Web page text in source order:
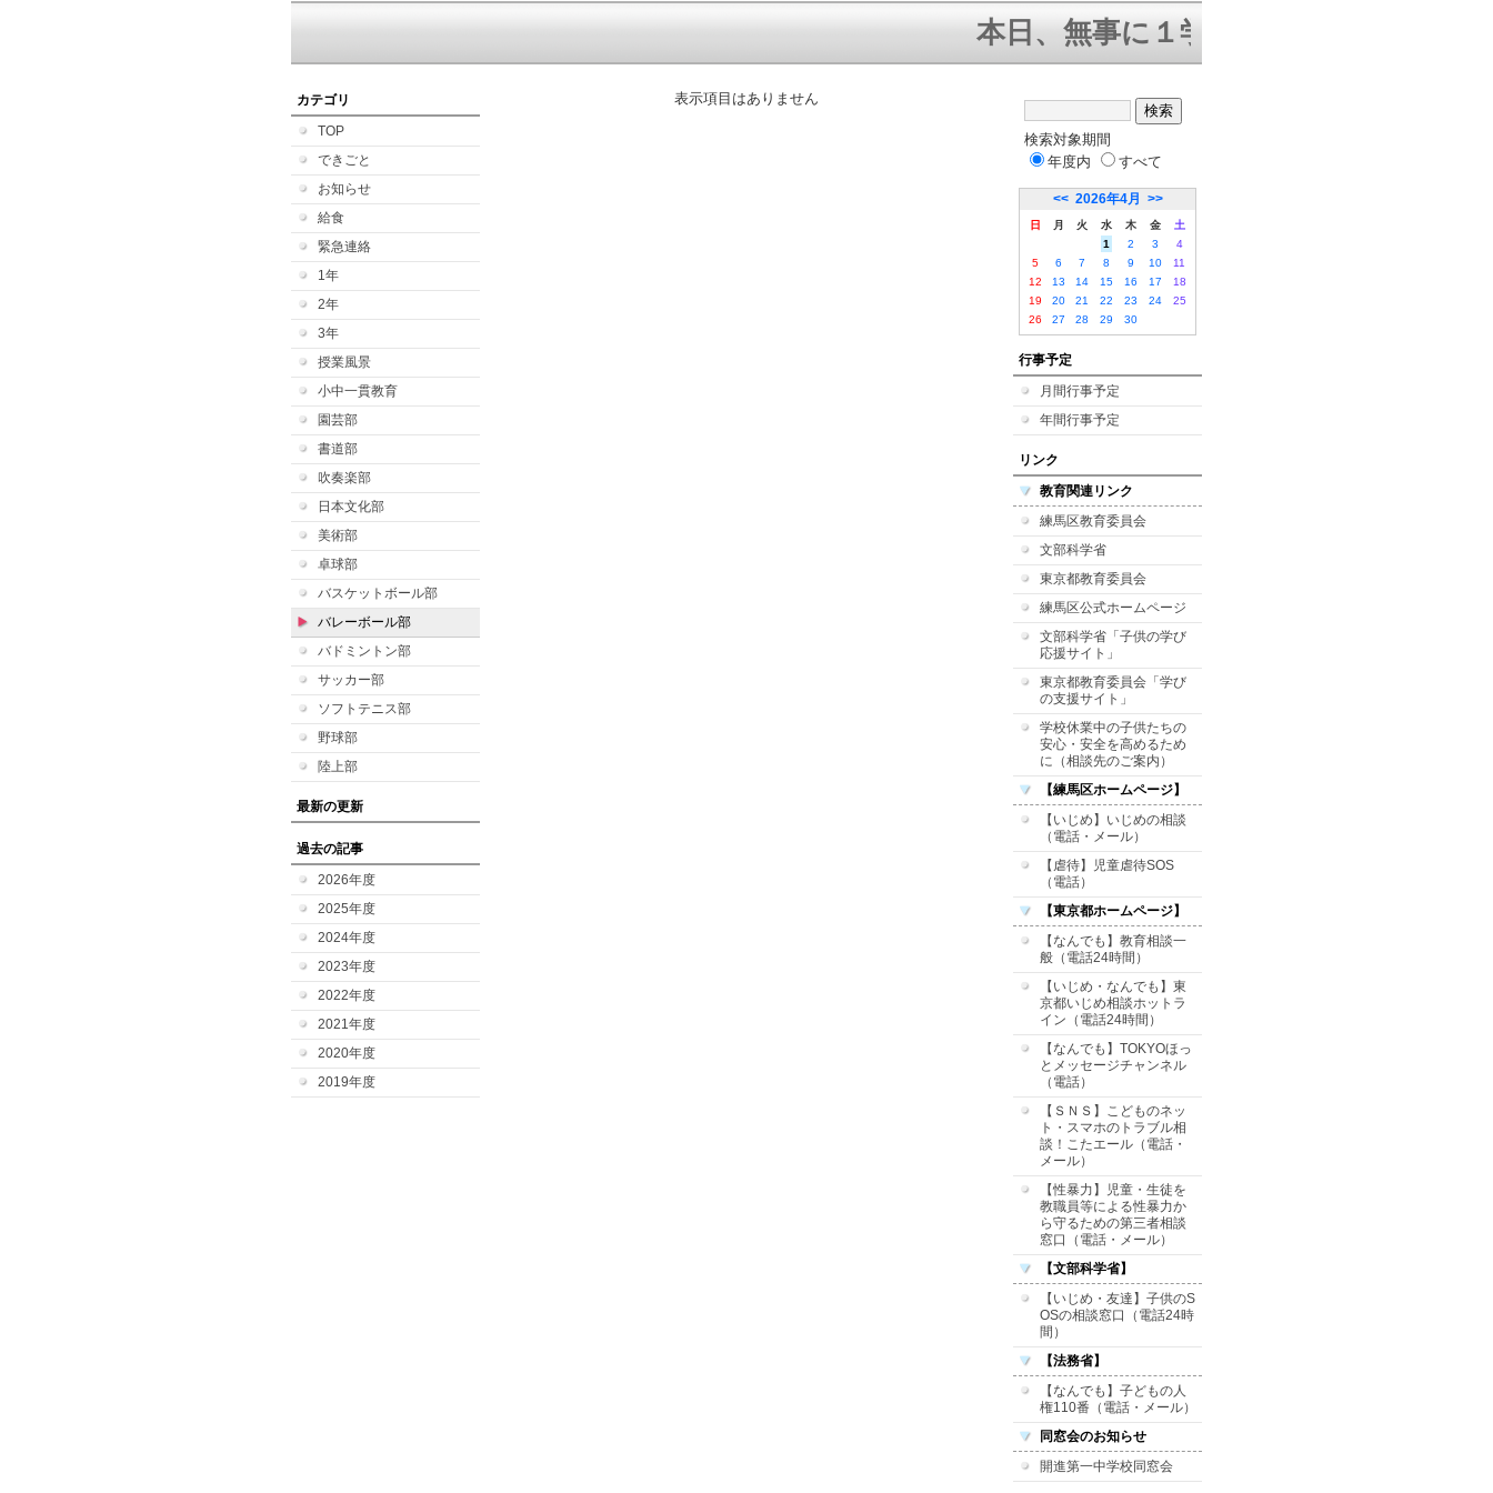
本日、無事に１学期終業式を迎える
カテゴリ
TOP
できごと
お知らせ
給食
緊急連絡
1年
2年
3年
授業風景
小中一貫教育
園芸部
書道部
吹奏楽部
日本文化部
美術部
卓球部
バスケットボール部
バレーボール部
バドミントン部
サッカー部
ソフトテニス部
野球部
陸上部
最新の更新
過去の記事
2026年度
2025年度
2024年度
2023年度
2022年度
2021年度
2020年度
2019年度
表示項目はありません
検索対象期間
年度内
すべて
<< 2026年4月 >>
日 月 火 水 木 金
土
1
2 3
4
5
6 7 8 9 10
11
12
13 14 15 16 17
18
19
20 21 22 23 24
25
26
27 28 29 30
行事予定
月間行事予定
年間行事予定
リンク
教育関連リンク
練馬区教育委員会
文部科学省
東京都教育委員会
練馬区公式ホームページ
文部科学省「子供の学び
応援サイト」
東京都教育委員会「学び
の支援サイト」
学校休業中の子供たちの
安心・安全を高めるため
に（相談先のご案内）
【練馬区ホームページ】
【いじめ】いじめの相談
（電話・メール）
【虐待】児童虐待SOS
（電話）
【東京都ホームページ】
【なんでも】教育相談一
般（電話24時間）
【いじめ・なんでも】東
京都いじめ相談ホットラ
イン（電話24時間）
【なんでも】TOKYOほっ
とメッセージチャンネル
（電話）
【ＳＮＳ】こどものネッ
ト・スマホのトラブル相
談！こたエール（電話・
メール）
【性暴力】児童・生徒を
教職員等による性暴力か
ら守るための第三者相談
窓口（電話・メール）
【文部科学省】
【いじめ・友達】子供のS
OSの相談窓口（電話24時
間）
【法務省】
【なんでも】子どもの人
権110番（電話・メール）
同窓会のお知らせ
開進第一中学校同窓会